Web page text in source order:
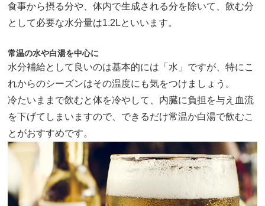
食事から摂る分や、体内で生成される分を除いて、飲む分
として必要な水分量は1.2Lといいます。
常温の水や白湯を中心に
水分補給として良いのは基本的には「水」ですが、特にこ
れからのシーズンはその温度にも気をつけましょう。
冷たいままで飲むと体を冷やして、内臓に負担を与え血流
を下げてしまいますので、できるだけ常温か白湯で飲むこ
とがおすすめです。